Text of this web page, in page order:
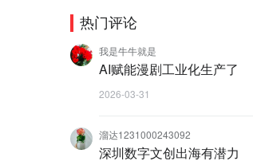
热门评论
我是牛牛就是
AI赋能漫剧工业化生产了
2026-03-31
溜达1231000243092
深圳数字文创出海有潜力